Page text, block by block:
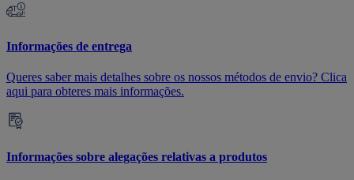
Informações de entrega
Queres saber mais detalhes sobre os nossos métodos de envio? Clica
aqui para obteres mais informações.
Informações sobre alegações relativas a produtos